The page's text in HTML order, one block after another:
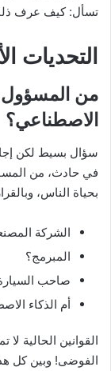
تسأل: كيف عرف
التحديات
من المسؤول
الاصطناعي؟
سؤال بسيط لكن
في حادث، من
بحياة الناس،
الشركة
المبرمج؟
صاحب
أم الذكاء
القوانين الحالية
الفوضى! وبين كل